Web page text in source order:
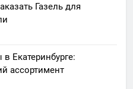
Газель для
Екатеринбурге:
ассортимент